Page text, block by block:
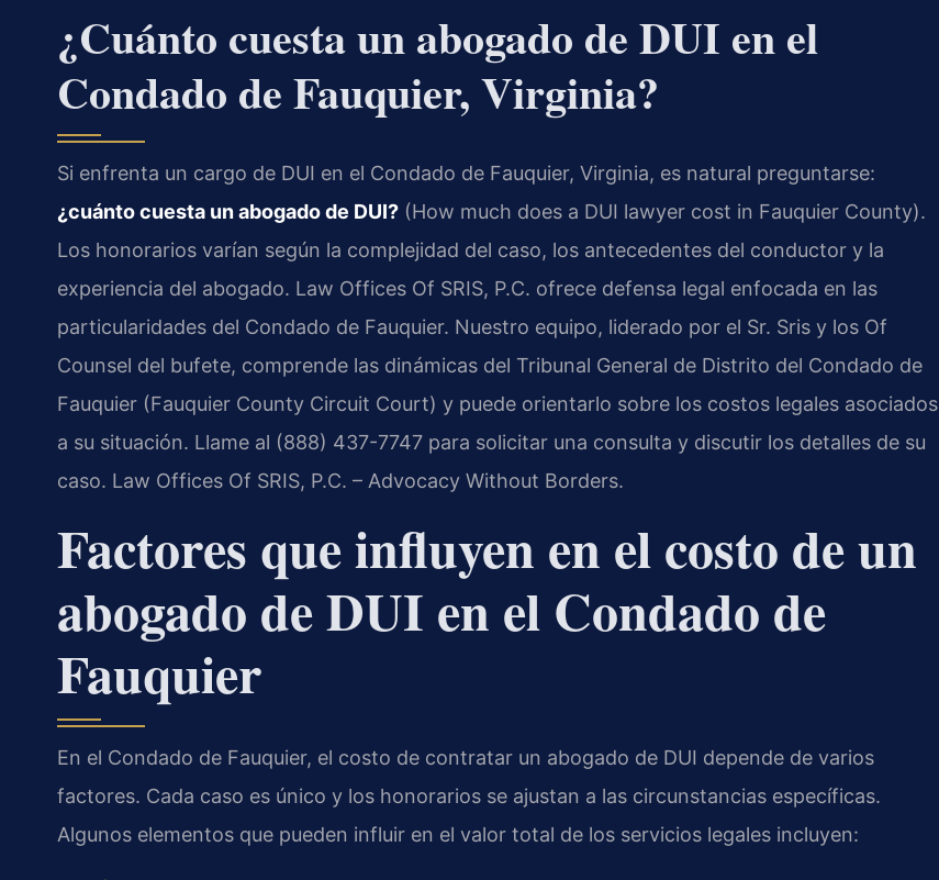
¿Cuánto cuesta un abogado de DUI en el
Condado de Fauquier, Virginia?
Si enfrenta un cargo de DUI en el Condado de Fauquier, Virginia, es natural preguntarse:
¿cuánto cuesta un abogado de DUI? (How much does a DUI lawyer cost in Fauquier County).
Los honorarios varían según la complejidad del caso, los antecedentes del conductor y la
experiencia del abogado. Law Offices Of SRIS, P.C. ofrece defensa legal enfocada en las
particularidades del Condado de Fauquier. Nuestro equipo, liderado por el Sr. Sris y los Of
Counsel del bufete, comprende las dinámicas del Tribunal General de Distrito del Condado de
Fauquier (Fauquier County Circuit Court) y puede orientarlo sobre los costos legales asociados
a su situación. Llame al (888) 437-7747 para solicitar una consulta y discutir los detalles de su
caso. Law Offices Of SRIS, P.C. – Advocacy Without Borders.
Factores que influyen en el costo de un
abogado de DUI en el Condado de
Fauquier
En el Condado de Fauquier, el costo de contratar un abogado de DUI depende de varios
factores. Cada caso es único y los honorarios se ajustan a las circunstancias específicas.
Algunos elementos que pueden influir en el valor total de los servicios legales incluyen: